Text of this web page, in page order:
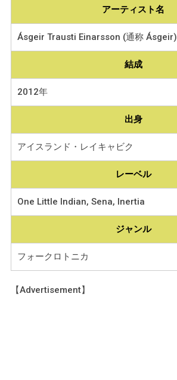
アーティスト名
Ásgeir Trausti Einarsson (通称 Ásgeir)
結成
2012年
出身
アイスランド・レイキャビク
レーベル
One Little Indian, Sena, Inertia
ジャンル
フォークロトニカ
【Advertisement】